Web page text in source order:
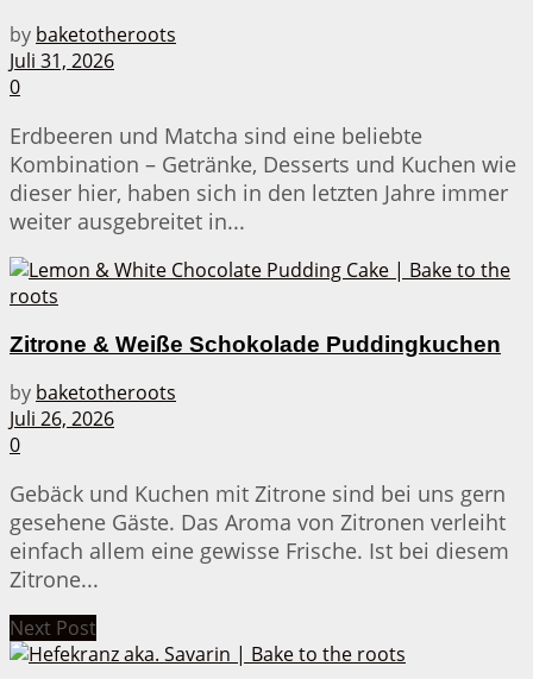
by baketotheroots
Juli 31, 2026
0
Erdbeeren und Matcha sind eine beliebte
Kombination – Getränke, Desserts und Kuchen wie
dieser hier, haben sich in den letzten Jahre immer
weiter ausgebreitet in...
Zitrone & Weiße Schokolade Puddingkuchen
by baketotheroots
Juli 26, 2026
0
Gebäck und Kuchen mit Zitrone sind bei uns gern
gesehene Gäste. Das Aroma von Zitronen verleiht
einfach allem eine gewisse Frische. Ist bei diesem
Zitrone...
Next Post